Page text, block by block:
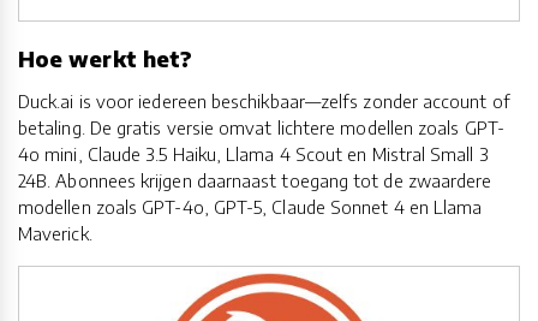
Hoe werkt het?
Duck.ai is voor iedereen beschikbaar—zelfs zonder account of
betaling. De gratis versie omvat lichtere modellen zoals GPT-
4o mini, Claude 3.5 Haiku, Llama 4 Scout en Mistral Small 3
24B. Abonnees krijgen daarnaast toegang tot de zwaardere
modellen zoals GPT-4o, GPT-5, Claude Sonnet 4 en Llama
Maverick.